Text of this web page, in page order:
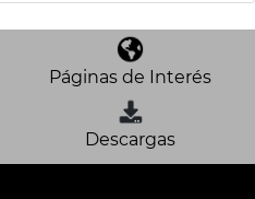
Páginas de Interés
Descargas